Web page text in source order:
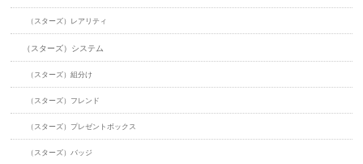
（スターズ）レアリティ
（スターズ）システム
（スターズ）組分け
（スターズ）フレンド
（スターズ）プレゼントボックス
（スターズ）バッジ